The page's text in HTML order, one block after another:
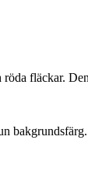
fläckar.